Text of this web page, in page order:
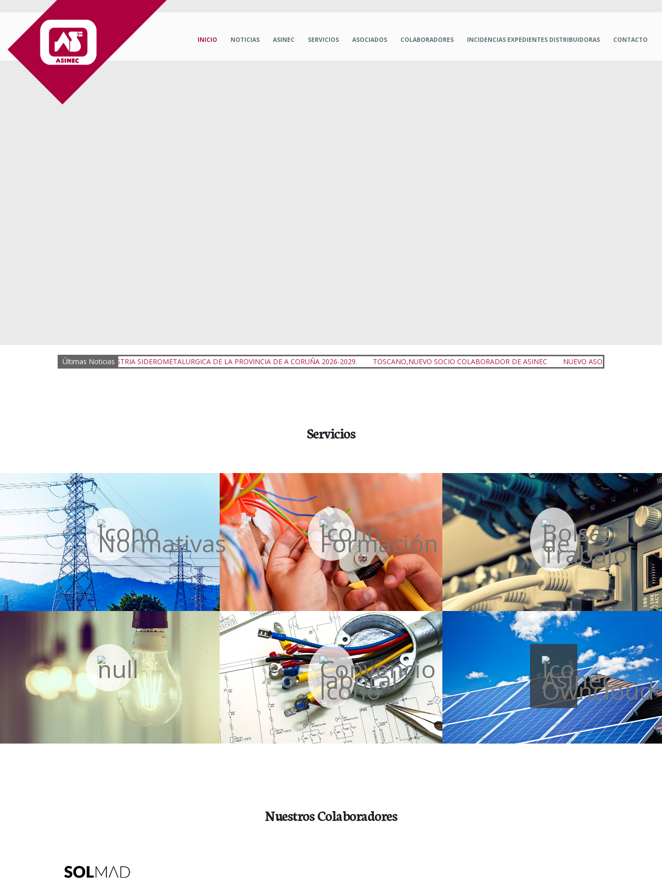
INICIO NOTICIAS ASINEC SERVICIOS ASOCIADOS COLABORADORES INCIDENCIAS EXPEDIENTES DISTRIBUIDORAS CONTACTO
Últimas Noticias
DE LA INDUSTRIA SIDEROMETALURGICA DE LA PROVINCIA DE A CORUÑA 2026-2029. TOSCANO,NUEVO SOCIO COLABORADOR DE ASINEC NUEVO ASOCIADO DE ASINEC
Servicios
Normativas
Más información »
Formación
Más información »
Bolsa de Trabajo
Más información »
Enlaces de Interés
Más información »
Convenio Colectivo
Descargar Convenio 2026-2029
Owncloud
Acceder al Cloud Más información »
Nuestros Colaboradores